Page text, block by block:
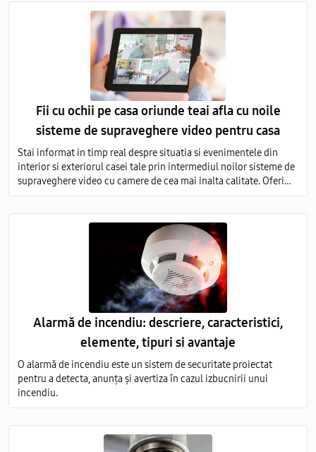
Fii cu ochii pe casa oriunde teai afla cu noile
sisteme de supraveghere video pentru casa
Stai informat in timp real despre situatia si evenimentele din
interior si exteriorul casei tale prin intermediul noilor sisteme de
supraveghere video cu camere de cea mai inalta calitate. Oferim
servicii de vanzare si montare a echipamentelor de monitorizare
Alarmă de incendiu: descriere, caracteristici,
elemente, tipuri si avantaje
O alarmă de incendiu este un sistem de securitate proiectat
pentru a detecta, anunța și avertiza în cazul izbucnirii unui
incendiu.